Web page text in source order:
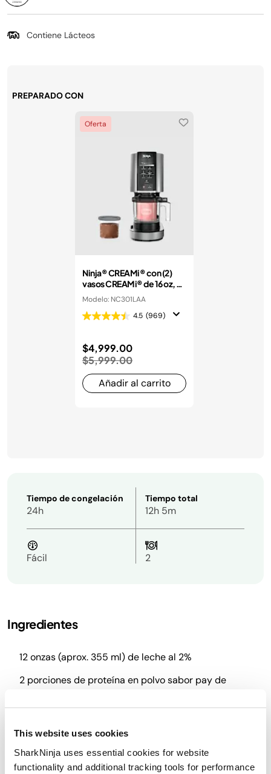
This website uses cookies
SharkNinja uses essential cookies for website
functionality and additional tracking tools for performance
Contiene Lácteos
PREPARADO CON
Oferta
Ninja® CREAMi® con (2)
vasos CREAMi® de 16 oz, 7
Programas
Modelo: NC301LAA
4.5 (969)
$4,999.00
$5,999.00a
Añadir al carrito
Tiempo de congelación
24h
Tiempo total
12h 5m
Fácil 2
Ingredientes
12 onzas (aprox. 355 ml) de leche al 2%
2 porciones de proteína en polvo sabor pay de
Toppings
4 galletas tipo honey grahams sin gluten